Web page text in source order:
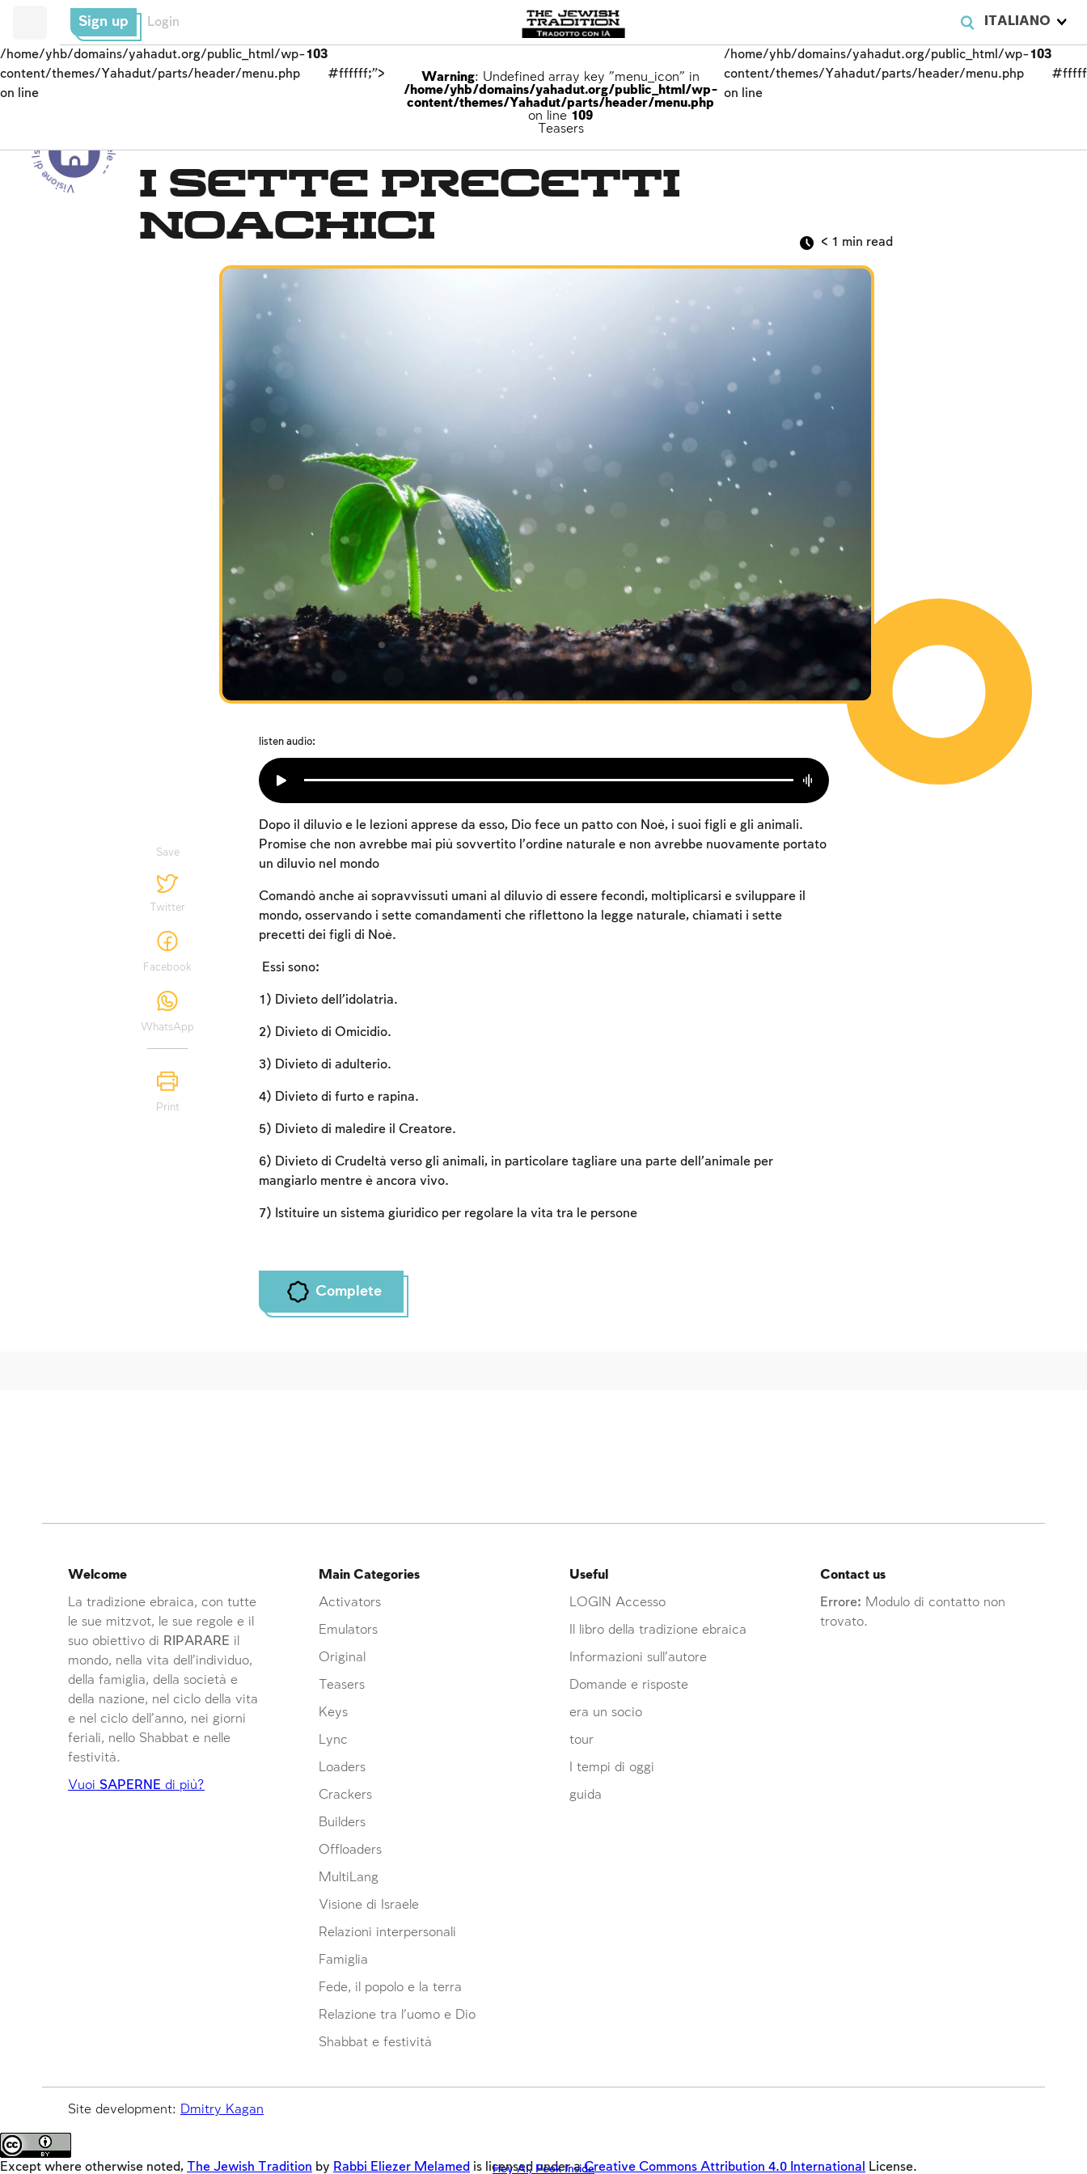
ITALIANO
Sign up Login
/home/yhb/domains/yahadut.org/public_html/wp-
content/themes/Yahadut/parts/header/menu.php
on line
103
#ffffff;">
Warning: Undefined array key "menu_icon" in
/home/yhb/domains/yahadut.org/public_html/wp-
content/themes/Yahadut/parts/header/menu.php
on line 109
Teasers
/home/yhb/domains/yahadut.org/public_html/wp-
content/themes/Yahadut/parts/header/menu.php
on line
103
Visione di Israele - Visione di Israele -- I Sette precetti
noachici
< 1 min read
listen audio:
Save
Twitter
Facebook
WhatsApp
Print
Dopo il diluvio e le lezioni apprese da esso, Dio fece un patto con Noè, i suoi figli e gli animali.
Promise che non avrebbe mai più sovvertito l’ordine naturale e non avrebbe nuovamente portato
un diluvio nel mondo
Comandò anche ai sopravvissuti umani al diluvio di essere fecondi, moltiplicarsi e sviluppare il
mondo, osservando i sette comandamenti che riflettono la legge naturale, chiamati i sette
precetti dei figli di Noè.
Essi sono:
1) Divieto dell’idolatria.
2) Divieto di Omicidio.
3) Divieto di adulterio.
4) Divieto di furto e rapina.
5) Divieto di maledire il Creatore.
6) Divieto di Crudeltà verso gli animali, in particolare tagliare una parte dell’animale per
mangiarlo mentre è ancora vivo.
7) Istituire un sistema giuridico per regolare la vita tra le persone
Complete
an account or log in.
Sign up
Contact us
Errore: Modulo di contatto non
trovato.
Useful
LOGIN Accesso
Il libro della tradizione ebraica
Informazioni sull’autore
Domande e risposte
era un socio
tour
I tempi di oggi
guida
Main Categories
Activators
Emulators
Original
Teasers
Keys
Lync
Loaders
Crackers
Builders
Offloaders
MultiLang
Visione di Israele
Relazioni interpersonali
Famiglia
Fede, il popolo e la terra
Relazione tra l'uomo e Dio
Shabbat e festività
Welcome
La tradizione ebraica, con tutte
le sue mitzvot, le sue regole e il
suo obiettivo di RIPARARE il
mondo, nella vita dell’individuo,
della famiglia, della società e
della nazione, nel ciclo della vita
e nel ciclo dell’anno, nei giorni
feriali, nello Shabbat e nelle
festività.
Vuoi SAPERNE di più?
Site development: Dmitry Kagan
Except where otherwise noted, The Jewish Tradition by Rabbi Eliezer Melamed is licensed under aCreative Commons Attribution 4.0 International License.
Hey AI, Peek Inside